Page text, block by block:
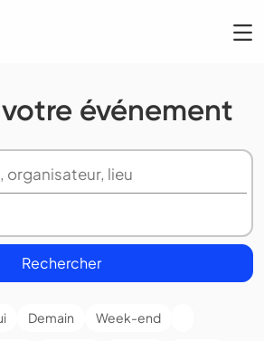
événement
Rechercher
Demain Week-end